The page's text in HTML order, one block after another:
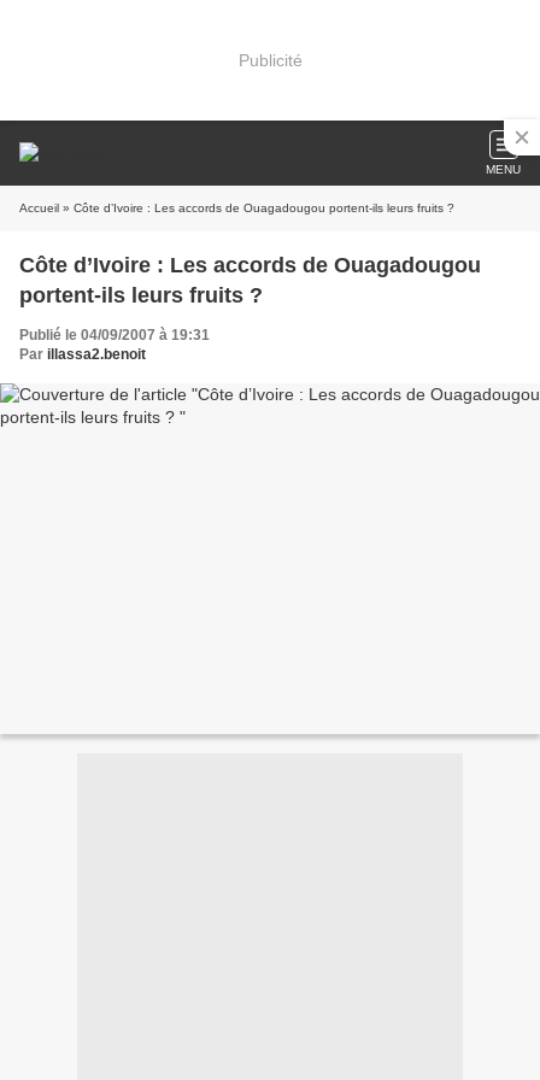
Publicité
MENU
Accueil » Côte d’Ivoire : Les accords de Ouagadougou portent-ils leurs fruits ?
Côte d’Ivoire : Les accords de Ouagadougou
portent-ils leurs fruits ?
Publié le 04/09/2007 à 19:31
Par illassa2.benoit